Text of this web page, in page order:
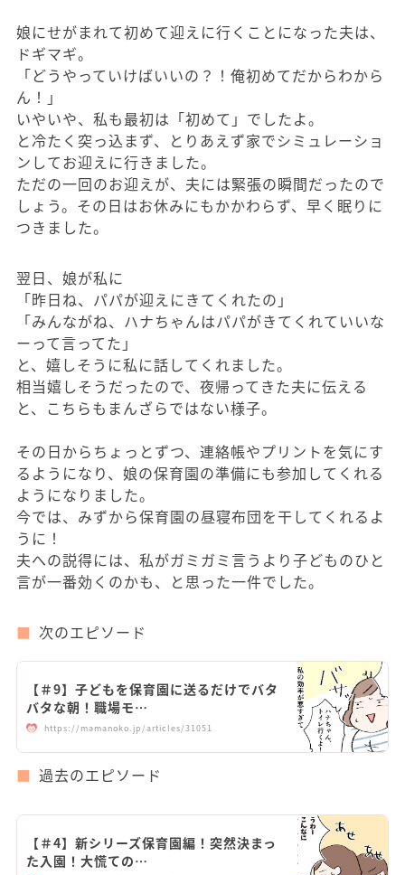
娘にせがまれて初めて迎えに行くことになった夫は、
ドギマギ。
「どうやっていけばいいの？！俺初めてだからわから
ん！」
いやいや、私も最初は「初めて」でしたよ。
と冷たく突っ込まず、とりあえず家でシミュレーショ
ンしてお迎えに行きました。
ただの一回のお迎えが、夫には緊張の瞬間だったので
しょう。その日はお休みにもかかわらず、早く眠りに
つきました。
翌日、娘が私に
「昨日ね、パパが迎えにきてくれたの」
「みんながね、ハナちゃんはパパがきてくれていいな
ーって言ってた」
と、嬉しそうに私に話してくれました。
相当嬉しそうだったので、夜帰ってきた夫に伝える
と、こちらもまんざらではない様子。
その日からちょっとずつ、連絡帳やプリントを気にす
るようになり、娘の保育園の準備にも参加してくれる
ようになりました。
今では、みずから保育園の昼寝布団を干してくれるよ
うに！
夫への説得には、私がガミガミ言うより子どものひと
言が一番効くのかも、と思った一件でした。
次のエピソード
【＃9】子どもを保育園に送るだけでバタ
バタな朝！職場モ…
https://mamanoko.jp/articles/31051
過去のエピソード
【＃4】新シリーズ保育園編！突然決まっ
た入園！大慌ての…